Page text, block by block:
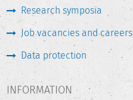
Research symposia
Job vacancies and careers
Data protection
INFORMATION